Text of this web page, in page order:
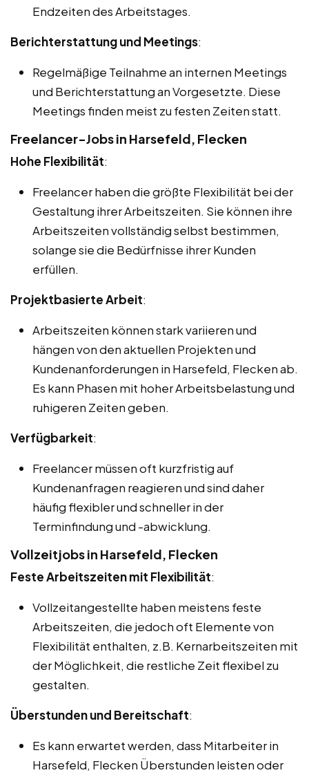
Endzeiten des Arbeitstages.
Berichterstattung und Meetings:
Regelmäßige Teilnahme an internen Meetings
und Berichterstattung an Vorgesetzte. Diese
Meetings finden meist zu festen Zeiten statt.
Freelancer-Jobs in Harsefeld, Flecken
Hohe Flexibilität:
Freelancer haben die größte Flexibilität bei der
Gestaltung ihrer Arbeitszeiten. Sie können ihre
Arbeitszeiten vollständig selbst bestimmen,
solange sie die Bedürfnisse ihrer Kunden
erfüllen.
Projektbasierte Arbeit:
Arbeitszeiten können stark variieren und
hängen von den aktuellen Projekten und
Kundenanforderungen in Harsefeld, Flecken ab.
Es kann Phasen mit hoher Arbeitsbelastung und
ruhigeren Zeiten geben.
Verfügbarkeit:
Freelancer müssen oft kurzfristig auf
Kundenanfragen reagieren und sind daher
häufig flexibler und schneller in der
Terminfindung und -abwicklung.
Vollzeitjobs in Harsefeld, Flecken
Feste Arbeitszeiten mit Flexibilität:
Vollzeitangestellte haben meistens feste
Arbeitszeiten, die jedoch oft Elemente von
Flexibilität enthalten, z.B. Kernarbeitszeiten mit
der Möglichkeit, die restliche Zeit flexibel zu
gestalten.
Überstunden und Bereitschaft:
Es kann erwartet werden, dass Mitarbeiter in
Harsefeld, Flecken Überstunden leisten oder